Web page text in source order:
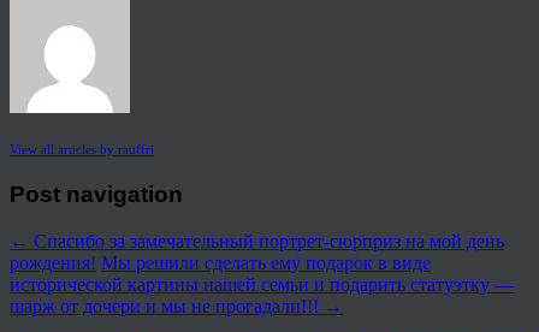
View all articles by rauffri
Post navigation
← Спасибо за замечательный портрет-сюрприз на мой день
рождения! Мы решили сделать ему подарок в виде
исторической картины нашей семьи и подарить статуэтку —
шарж от дочери и мы не прогадали!!! →